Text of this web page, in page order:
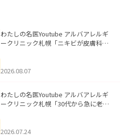
わたしの名医Youtube アルバアレルギ
ークリニック札幌「ニキビが皮膚科で
ました。
2026.08.07
わたしの名医Youtube アルバアレルギ
ークリニック札幌「30代から急に老け
た。
2026.07.24